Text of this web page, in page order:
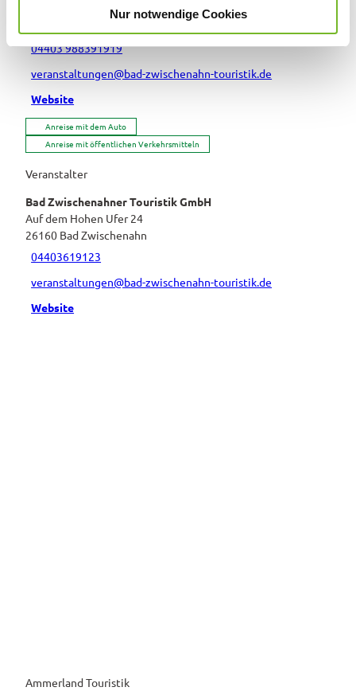
Nur notwendige Cookies
Auf dem Hohen Ufer 20
04403 988391919
veranstaltungen@bad-zwischenahn-touristik.de
Website
Anreise mit dem Auto
Anreise mit öffentlichen Verkehrsmitteln
Veranstalter
Bad Zwischenahner Touristik GmbH
Auf dem Hohen Ufer 24
26160 Bad Zwischenahn
04403619123
veranstaltungen@bad-zwischenahn-touristik.de
Website
Ammerland Touristik